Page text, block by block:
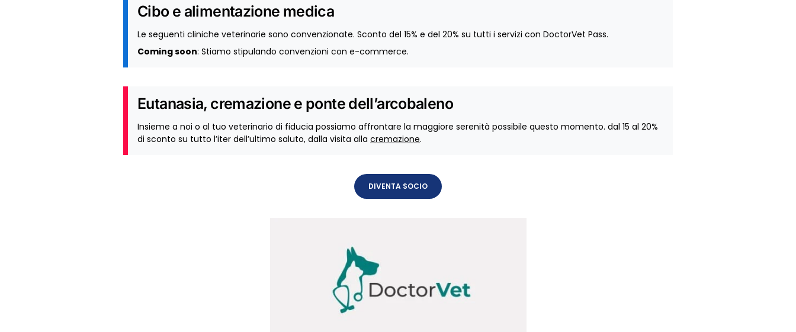
Cibo e alimentazione medica
Le seguenti cliniche veterinarie sono convenzionate. Sconto del 15% e del 20% su tutti i servizi con DoctorVet Pass.
Coming soon: Stiamo stipulando convenzioni con e-commerce.
Eutanasia, cremazione e ponte dell’arcobaleno
Insieme a noi o al tuo veterinario di fiducia possiamo affrontare la maggiore serenità possibile questo momento. dal 15 al 20%
di sconto su tutto l’iter dell’ultimo saluto, dalla visita alla cremazione.
DIVENTA SOCIO